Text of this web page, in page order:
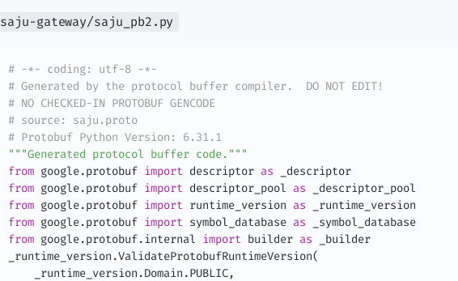
saju-gateway/saju_pb2.py
# -*- coding: utf-8 -*-
# Generated by the protocol buffer compiler.  DO NOT EDIT!
# NO CHECKED-IN PROTOBUF GENCODE
# source: saju.proto
# Protobuf Python Version: 6.31.1
"""Generated protocol buffer code."""
from google.protobuf import descriptor as
from google.protobuf import descriptor_pool as
from google.protobuf import runtime_version as
from google.protobuf import symbol_database as
from google.protobuf.internal import builder as _builder
_runtime_version .ValidateProtobufRuntimeVersion(
    _runtime_version
.Domain .PUBLIC,